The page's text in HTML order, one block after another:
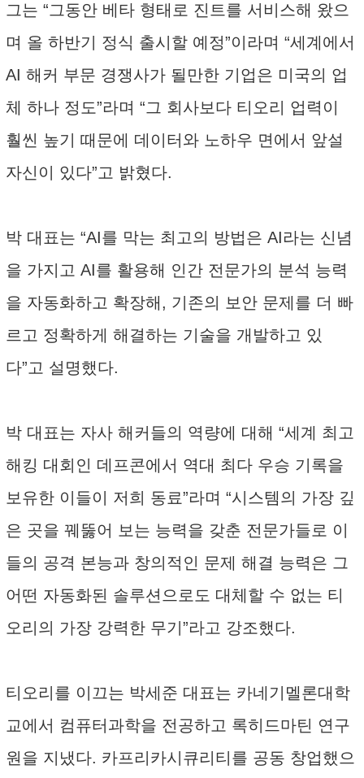
그는 “그동안 베타 형태로 진트를 서비스해 왔으
며 올 하반기 정식 출시할 예정”이라며 “세계에서
AI 해커 부문 경쟁사가 될만한 기업은 미국의 업
체 하나 정도”라며 “그 회사보다 티오리 업력이
훨씬 높기 때문에 데이터와 노하우 면에서 앞설
자신이 있다”고 밝혔다.
박 대표는 “AI를 막는 최고의 방법은 AI라는 신념
을 가지고 AI를 활용해 인간 전문가의 분석 능력
을 자동화하고 확장해, 기존의 보안 문제를 더 빠
르고 정확하게 해결하는 기술을 개발하고 있
다”고 설명했다.
박 대표는 자사 해커들의 역량에 대해 “세계 최고
해킹 대회인 데프콘에서 역대 최다 우승 기록을
보유한 이들이 저희 동료”라며 “시스템의 가장 깊
은 곳을 꿰뚫어 보는 능력을 갖춘 전문가들로 이
들의 공격 본능과 창의적인 문제 해결 능력은 그
어떤 자동화된 솔루션으로도 대체할 수 없는 티
오리의 가장 강력한 무기”라고 강조했다.
티오리를 이끄는 박세준 대표는 카네기멜론대학
교에서 컴퓨터과학을 전공하고 록히드마틴 연구
원을 지냈다. 카프리카시큐리티를 공동 창업했으